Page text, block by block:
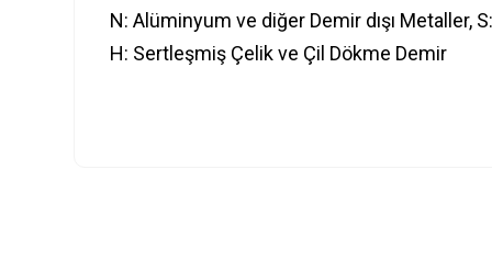
N: Alüminyum ve diğer Demir dışı Metaller,
H: Sertleşmiş Çelik ve Çil Dökme Demir